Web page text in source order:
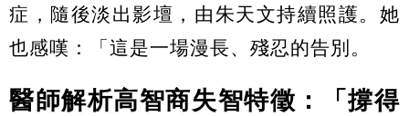
症，隨後淡出影壇，由朱天文持續照護。她
也感嘆：「這是一場漫長、殘忍的告別。
醫師解析高智商失智特徵：「撐得